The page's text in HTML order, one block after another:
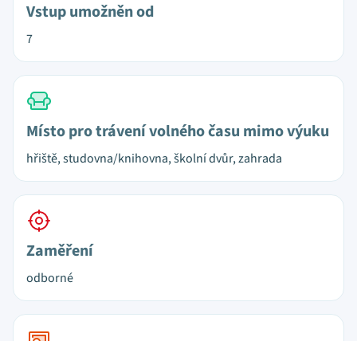
Vstup umožněn od
7
Místo pro trávení volného času mimo výuku
hřiště, studovna/knihovna, školní dvůr, zahrada
Zaměření
odborné